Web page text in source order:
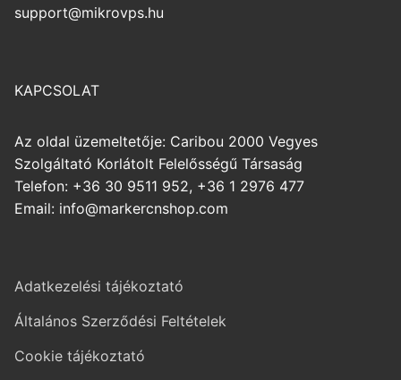
support@mikrovps.hu
KAPCSOLAT
Az oldal üzemeltetője: Caribou 2000 Vegyes
Szolgáltató Korlátolt Felelősségű Társaság
Telefon: +36 30 9511 952, +36 1 2976 477
Email: info@markercnshop.com
Adatkezelési tájékoztató
Általános Szerződési Feltételek
Cookie tájékoztató